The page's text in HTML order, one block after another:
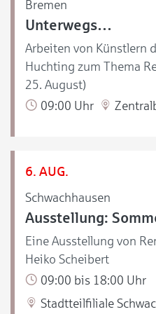
Bremen
Unterwegs…
Arbeiten von Künstlern
Huchting zum Thema
25. August)
09:00 Uhr
6. AUG.
Schwachhausen
Ausstellung:
Eine Ausstellung von
Heiko Scheibert
09:00 bis 18:00 Uhr
Stadtteilfiliale